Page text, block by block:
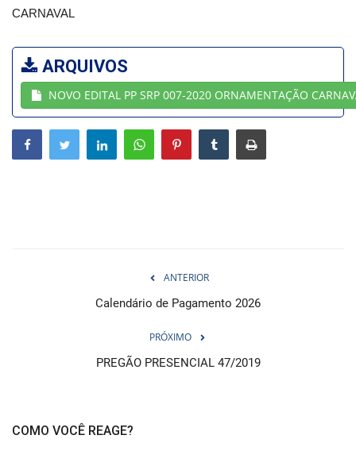
Notícias
Vídeos
Webmail
Contato
CARNAVAL
ARQUIVOS
NOVO EDITAL PP SRP 007-2020 ORNAMENTAÇÃO
ANTERIOR
Calendário de Pagamento 2026
PRÓXIMO
PREGÃO PRESENCIAL 47/2019
COMO VOCÊ REAGE?